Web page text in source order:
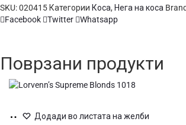
шампон
за
количина
SKU:020415 Категории Коса, Нега на коса
Сподели
Facebook Twitter Whatsapp
Поврзани продукти
ДодајДодади во листата на желби